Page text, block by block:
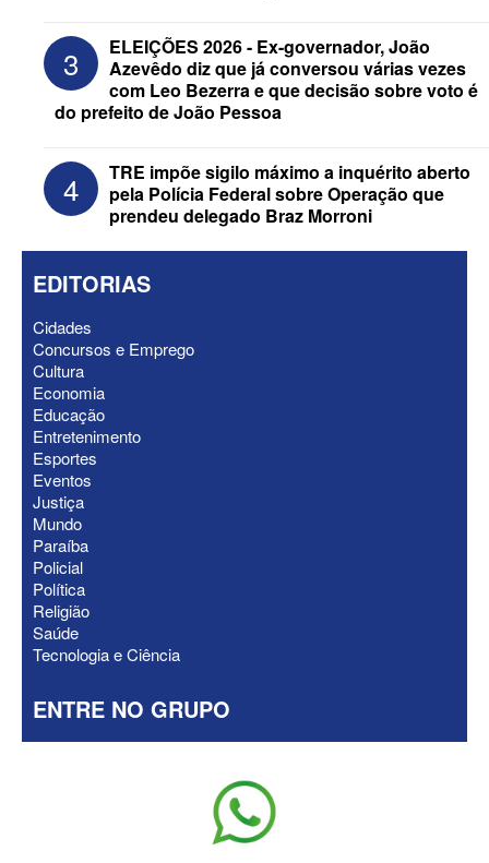
ELEIÇÕES 2026 - Nabor Vanderley
pede primeiro voto em João Azevêdo e
oficializa Daniella Ribeiro como
suplente
ELEIÇÕES 2026 - Após reunião na
Granja Santana, chapa governista vai
sem vice para convenção
3
ELEIÇÕES 2026 - Ex-governador, João
Azevêdo diz que já conversou várias vezes
com Leo Bezerra e que decisão sobre voto é
do prefeito de João Pessoa
4
TRE impõe sigilo máximo a inquérito aberto
pela Polícia Federal sobre Operação que
prendeu delegado Braz Morroni
EDITORIAS
Cidades
Concursos e Emprego
Cultura
Economia
Educação
Entretenimento
Esportes
Eventos
Justiça
Mundo
Paraíba
Policial
Política
Religião
Saúde
Tecnologia e Ciência
ENTRE NO GRUPO